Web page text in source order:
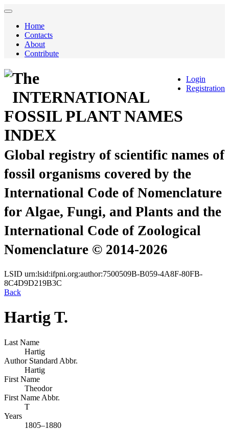
Home
Contacts
About
Contribute
Login
Registration
The
INTERNATIONAL
FOSSIL PLANT NAMES
INDEX
Global registry of scientific names of
fossil organisms covered by the
International Code of Nomenclature
for Algae, Fungi, and Plants and the
International Code of Zoological
Nomenclature © 2014-2026
LSID urn:lsid:ifpni.org:author:7500509B-B059-4A8F-80FB-
8C4D9D219B3C
Back
Hartig T.
Last Name
Hartig
Author Standard Abbr.
Hartig
First Name
Theodor
First Name Abbr.
T
Years
1805–1880